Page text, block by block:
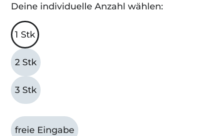
Deine individuelle Anzahl wählen:
1 Stk
2 Stk
3 Stk
freie Eingabe